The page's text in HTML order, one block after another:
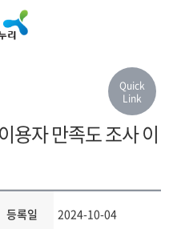
용자 만족도 조사 이
등록일 2024-10-04
Quick
Link